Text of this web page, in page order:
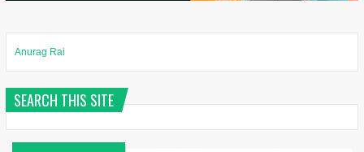
Anurag Rai
SEARCH THIS SITE